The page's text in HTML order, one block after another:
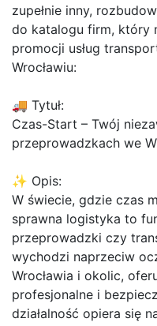
zupełnie inny,
do katalogu firm, który
promocji usług
Wrocławiu:
🚚 Tytuł:
Czas-Start – Twój
przeprowadzkach we
✨ Opis:
W świecie, gdzie czas
sprawna logistyka to
przeprowadzki czy
wychodzi naprzeciw
Wrocławia i okolic,
profesjonalne i
działalność opiera się